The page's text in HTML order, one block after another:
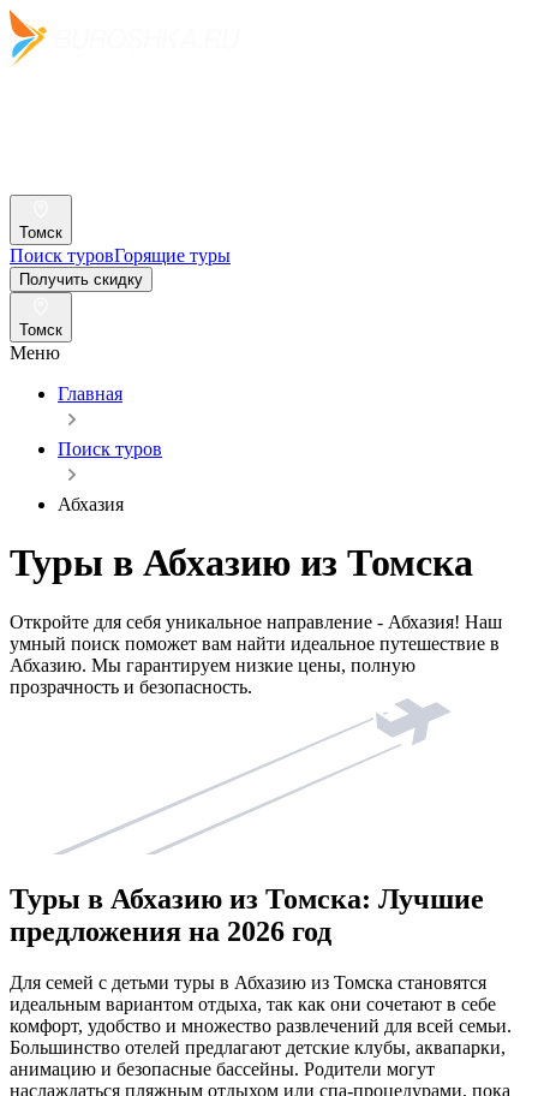
Томск
Поиск туровГорящие туры
Получить скидку
Томск
Меню
Главная
Поиск туров
Абхазия
Туры в Абхазию из Томска
Откройте для себя уникальное направление - Абхазия! Наш
умный поиск поможет вам найти идеальное путешествие в
Абхазию. Мы гарантируем низкие цены, полную
прозрачность и безопасность.
Туры в Абхазию из Томска: Лучшие
предложения на 2026 год
Для семей с детьми туры в Абхазию из Томска становятся
идеальным вариантом отдыха, так как они сочетают в себе
комфорт, удобство и множество развлечений для всей семьи.
Большинство отелей предлагают детские клубы, аквапарки,
анимацию и безопасные бассейны. Родители могут
наслаждаться пляжным отдыхом или спа-процедурами, пока